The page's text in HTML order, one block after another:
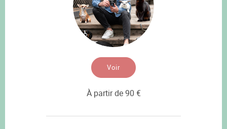
Voir
À partir de 90 €